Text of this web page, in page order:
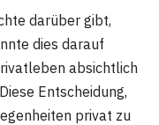
darüber gibt,
dies darauf
absichtlich
Entscheidung,
privat zu